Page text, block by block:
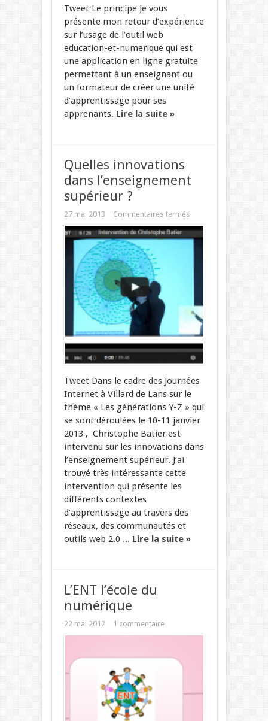
Tweet Le principe Je vous
présente mon retour d’expérience
sur l’usage de l’outil web
education-et-numerique qui est
une application en ligne gratuite
permettant à un enseignant ou
un formateur de créer une unité
d’apprentissage pour ses
apprenants. Lire la suite »
Quelles innovations
dans l’enseignement
supérieur ?
27 mai 2013 Commentaires fermés
Tweet Dans le cadre des Journées
Internet à Villard de Lans sur le
thème « Les générations Y-Z » qui
se sont déroulées le 10-11 janvier
2013 , Christophe Batier est
intervenu sur les innovations dans
l’enseignement supérieur. J’ai
trouvé très intéressante cette
intervention qui présente les
différents contextes
d’apprentissage au travers des
réseaux, des communautés et
outils web 2.0 ... Lire la suite »
L’ENT l’école du
numérique
22 mai 2012 1 commentaire